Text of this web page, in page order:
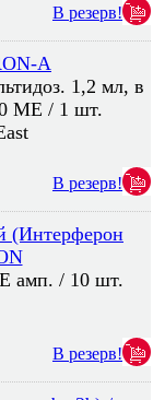
В резерв!
A
1,2 мл, в
МЕ / 1 шт.
В резерв!
амп. / 10 шт.
В резерв!